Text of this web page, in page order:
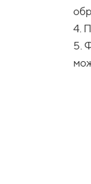
4.
5.